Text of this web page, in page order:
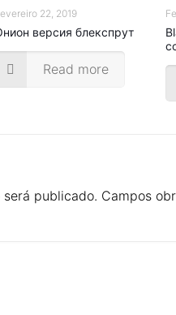
22, 2019
версия блекспрут
Read more
publicado. Campos